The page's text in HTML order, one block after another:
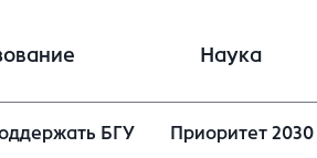
Наука
БГУ Приоритет 2030